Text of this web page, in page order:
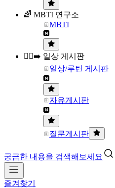
🌈 MBTI 연구소
MBTI
🏃‍♀️‍➡️ 일상 게시판
일상/루틴 게시판
자유게시판
질문게시판
궁금한 내용을 검색해보세요
즐겨찾기